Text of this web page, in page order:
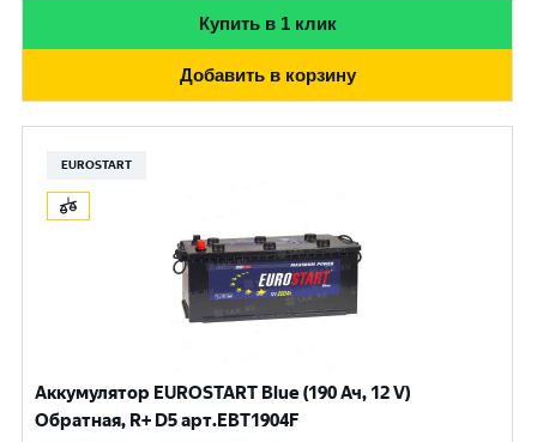
Купить в 1 клик
Добавить в корзину
EUROSTART
Аккумулятор EUROSTART Blue (190 Ач, 12 V)
Обратная, R+ D5 арт.EBT1904F